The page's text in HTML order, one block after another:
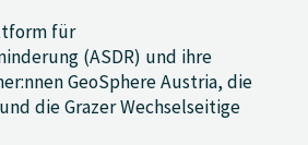
für
(ASDR) und ihre
GeoSphere Austria, die
die Grazer Wechselseitige